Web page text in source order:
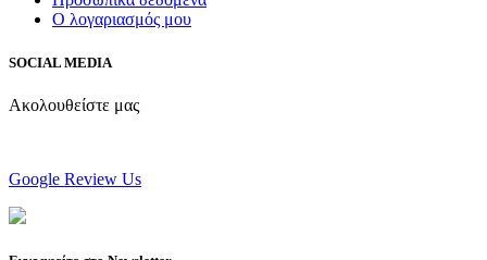
Ο λογαριασμός μου
SOCIAL MEDIA
Ακολουθείστε μας
Google Review Us